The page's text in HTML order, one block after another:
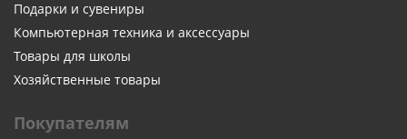
Подарки и сувениры
Компьютерная техника и аксессуары
Товары для школы
Хозяйственные товары
Покупателям